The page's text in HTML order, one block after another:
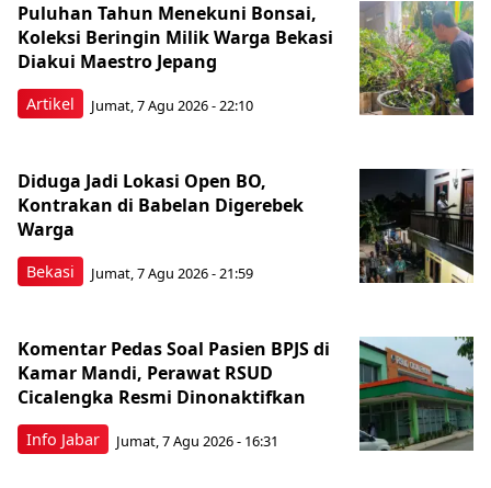
Artikel
Puluhan Tahun Menekuni Bonsai,
Koleksi Beringin Milik Warga Bekasi
Diakui Maestro Jepang
Jumat, 7 Agu 2026 - 22:10
Bekasi
Diduga Jadi Lokasi Open BO,
Kontrakan di Babelan Digerebek
Warga
Jumat, 7 Agu 2026 - 21:59
Info Jabar
Komentar Pedas Soal Pasien BPJS di
Kamar Mandi, Perawat RSUD
Cicalengka Resmi Dinonaktifkan
Jumat, 7 Agu 2026 - 16:31